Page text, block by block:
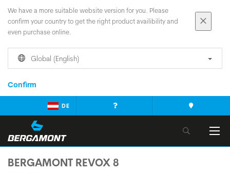
We have a more suitable website version for you. Please
confirm your country to get the right product availibility and
even purchase online.
Global (English)
Confirm
DE
BERGAMONT REVOX 8